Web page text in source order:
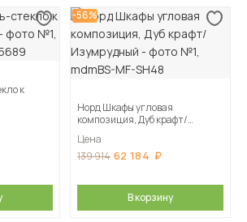
к
-56%
Норд Шкафы угловая
композиция, Дуб крафт/
Цена
139 914 62 184
В корзину